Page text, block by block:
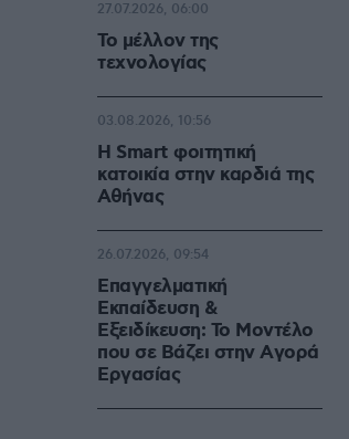
Το μέλλον της
τεχνολογίας
27.07.2026, 06:00
Η Smart φοιτητική
κατοικία στην καρδιά της
Αθήνας
03.08.2026, 10:56
Επαγγελματική
Εκπαίδευση &
Εξειδίκευση: Το Mοντέλο
που σε Bάζει στην Aγορά
Eργασίας
26.07.2026, 09:54